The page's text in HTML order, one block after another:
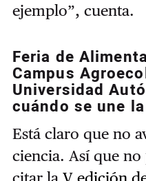
ejemplo”, cuenta.
Feria de
Campus
Universidad
cuándo se une
Está claro que no
ciencia. Así que